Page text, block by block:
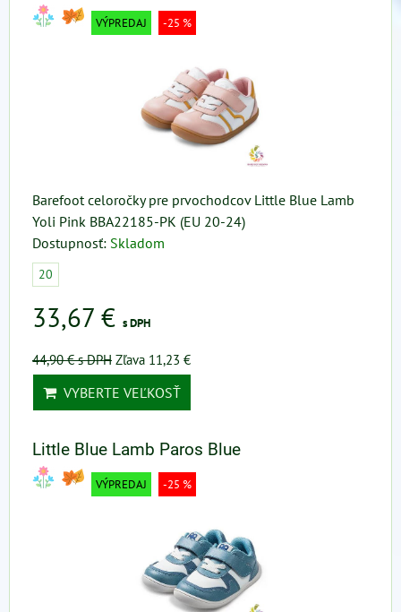
VÝPREDAJ -25 %
Barefoot celoročky pre prvochodcov Little Blue Lamb
Yoli Pink BBA22185-PK (EU 20-24)
Dostupnosť: Skladom
20
33,67 € s DPH
44,90 €s DPH Zľava 11,23 €
VYBERTE VEĽKOSŤ
Little Blue Lamb Paros Blue
VÝPREDAJ -25 %